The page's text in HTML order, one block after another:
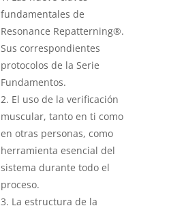
fundamentales de
Resonance Repatterning®.
Sus correspondientes
protocolos de la Serie
Fundamentos.
2. El uso de la verificación
muscular, tanto en ti como
en otras personas, como
herramienta esencial del
sistema durante todo el
proceso.
3. La estructura de la